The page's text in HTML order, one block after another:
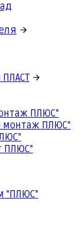
ПЛЮС"
монтаж ПЛЮС"
ПЛЮС"
"ПЛЮС"